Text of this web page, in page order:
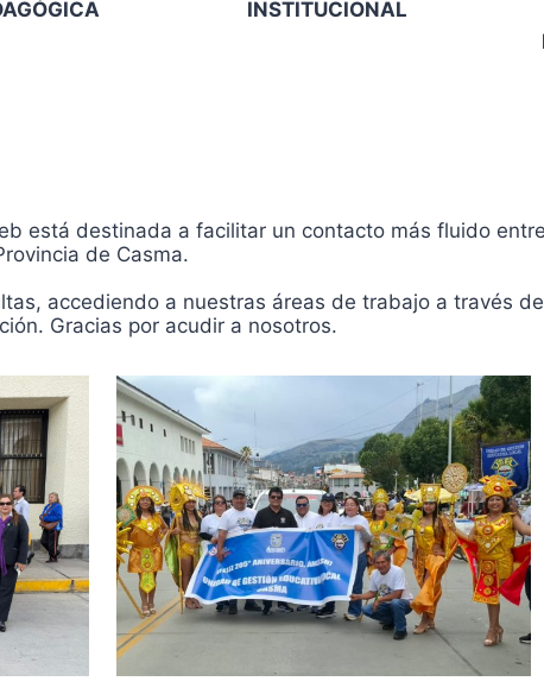
INSTITUCIONAL
está destinada a facilitar un contacto más fluido
de Casma.
accediendo a nuestras áreas de trabajo a través
Gracias por acudir a nosotros.